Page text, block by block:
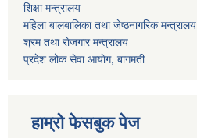
शिक्षा मन्त्रालय
महिला बालबालिका तथा जेष्ठनागरिक मन्त्रालय
श्रम तथा राेजगार मन्त्रालय
प्रदेश लोक सेवा आयाेग, बागमती
हाम्रो फेसबुक पेज